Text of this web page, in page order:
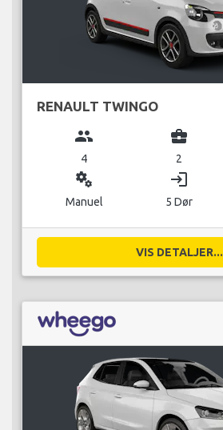
RENAULT TWINGO
group
4
business_center
2
miscellaneous_services
Manuel
login
5 Dør
VIS DETALJER...